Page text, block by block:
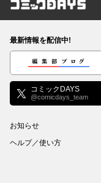
コミック
最新情報を配信中!
編集部ブログ
コミックDAYS
@comicdays_team
お知らせ
ヘルプ／使い方